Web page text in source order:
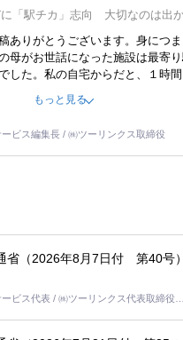
場に都内ナンバーの高級外車が停
品でも売れると確信したそうです
。
「駅チカ」志向 大切なのは出
りがとうございます。身につ
母がお世話になった施設は最寄
した。私の自宅からだと、１時
近いという理由で、その施設を選
、半日仕事ででした。シニアの住
世話をする家族の足の便も考え
もっと見る
ビス編集長 / ㈱ツーリンクス取締役
省（2026年8月7日付 第40号）
ビス代表 / ㈱ツーリンクス代表取締役社